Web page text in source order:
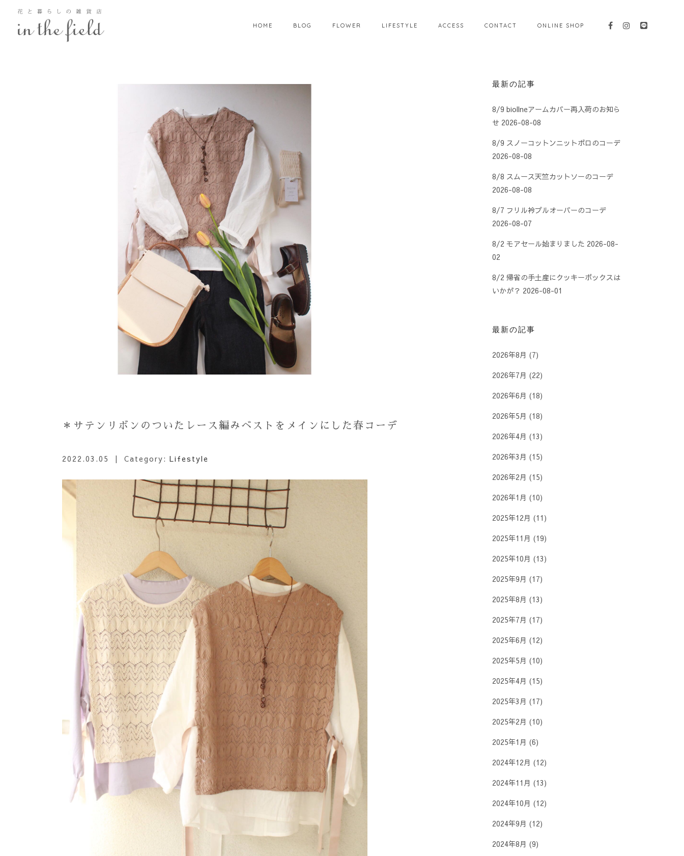
HOME BLOG FLOWER LIFESTYLE ACCESS CONTACT ONLINE SHOP
＊サテンリボンのついたレース編みベストをメインにした春コーデ
2022.03.05 | Category: Lifestyle
最新の記事
8/9 biollneアームカバー再入荷のお知ら
せ 2026-08-08
8/9 スノーコットンニットポロのコーデ
2026-08-08
8/8 スムース天竺カットソーのコーデ
2026-08-08
8/7 フリル衿プルオーバーのコーデ
2026-08-07
8/2 モアセール始まりました 2026-08-
02
8/2 帰省の手土産にクッキーボックスは
いかが？ 2026-08-01
最新の記事
2026年8月 (7)
2026年7月 (22)
2026年6月 (18)
2026年5月 (18)
2026年4月 (13)
2026年3月 (15)
2026年2月 (15)
2026年1月 (10)
2025年12月 (11)
2025年11月 (19)
2025年10月 (13)
2025年9月 (17)
2025年8月 (13)
2025年7月 (17)
2025年6月 (12)
2025年5月 (10)
2025年4月 (15)
2025年3月 (17)
2025年2月 (10)
2025年1月 (6)
2024年12月 (12)
2024年11月 (13)
2024年10月 (12)
2024年9月 (12)
2024年8月 (9)